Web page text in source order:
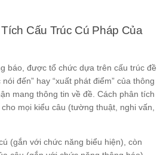
Cấu Trúc Cú Pháp Của
báo, được tổ chức dựa trên cấu trúc đề
đến” hay “xuất phát điểm” của thông
mang thông tin về đề. Cách phân tích
mọi kiểu câu (tường thuật, nghi vấn,
(gắn với chức năng biểu hiện), còn